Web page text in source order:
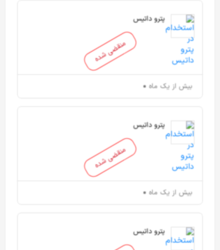
منقضی شده
پترو داتیس
بیش از یک ماه
منقضی شده
پترو داتیس
بیش از یک ماه
پترو داتیس